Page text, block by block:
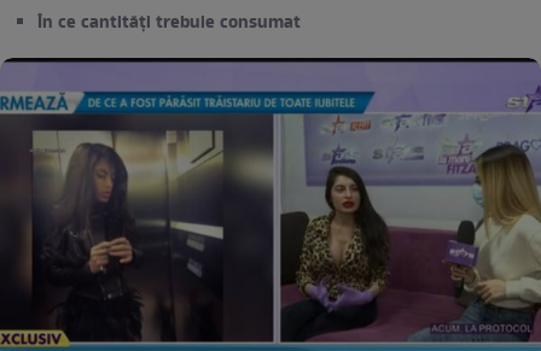
În ce cantități trebuie consumat